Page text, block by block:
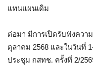
แทนแผนเดิม
ต่อมา มีการเปิดรับฟังควา
ตุลาคม 2568 และในวันที่
ประชุม กสทช. ครั้งที่ 2/